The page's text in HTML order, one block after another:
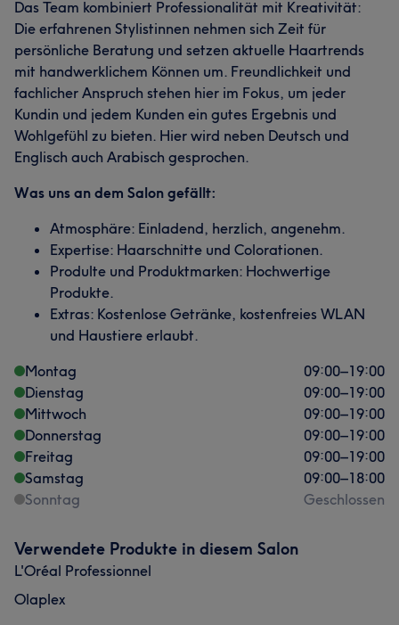
Das Team kombiniert Professionalität mit Kreativität:
Die erfahrenen Stylistinnen nehmen sich Zeit für
persönliche Beratung und setzen aktuelle Haartrends
mit handwerklichem Können um. Freundlichkeit und
fachlicher Anspruch stehen hier im Fokus, um jeder
Kundin und jedem Kunden ein gutes Ergebnis und
Wohlgefühl zu bieten. Hier wird neben Deutsch und
Englisch auch Arabisch gesprochen.
Was uns an dem Salon gefällt:
Atmosphäre: Einladend, herzlich, angenehm.
Expertise: Haarschnitte und Colorationen.
Produlte und Produktmarken: Hochwertige
Produkte.
Extras: Kostenlose Getränke, kostenfreies WLAN
und Haustiere erlaubt.
Montag
09:00–19:00
Dienstag
09:00–19:00
Mittwoch
09:00–19:00
Donnerstag
09:00–19:00
Freitag
09:00–19:00
Samstag
09:00–18:00
Sonntag
Geschlossen
Verwendete Produkte in diesem Salon
L'Oréal Professionnel
Olaplex